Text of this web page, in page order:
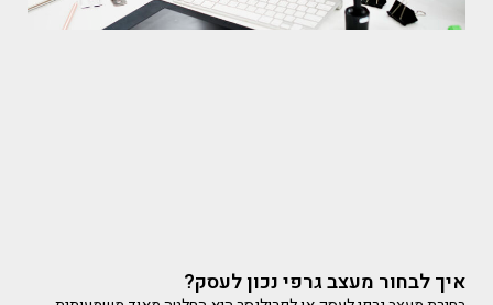
איך לבחור מעצב גרפי נכון לעסק?